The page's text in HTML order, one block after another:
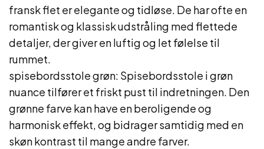
fransk flet er elegante og tidløse. De har ofte en
romantisk og klassisk udstråling med flettede
detaljer, der giver en luftig og let følelse til
rummet.
spisebordsstole grøn: Spisebordsstole i grøn
nuance tilfører et friskt pust til indretningen. Den
grønne farve kan have en beroligende og
harmonisk effekt, og bidrager samtidig med en
skøn kontrast til mange andre farver.